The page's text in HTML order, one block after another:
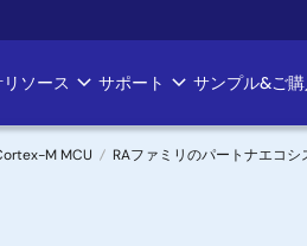
ソース サポート サンプル&ご購
M MCU RAファミリのパートナエコ